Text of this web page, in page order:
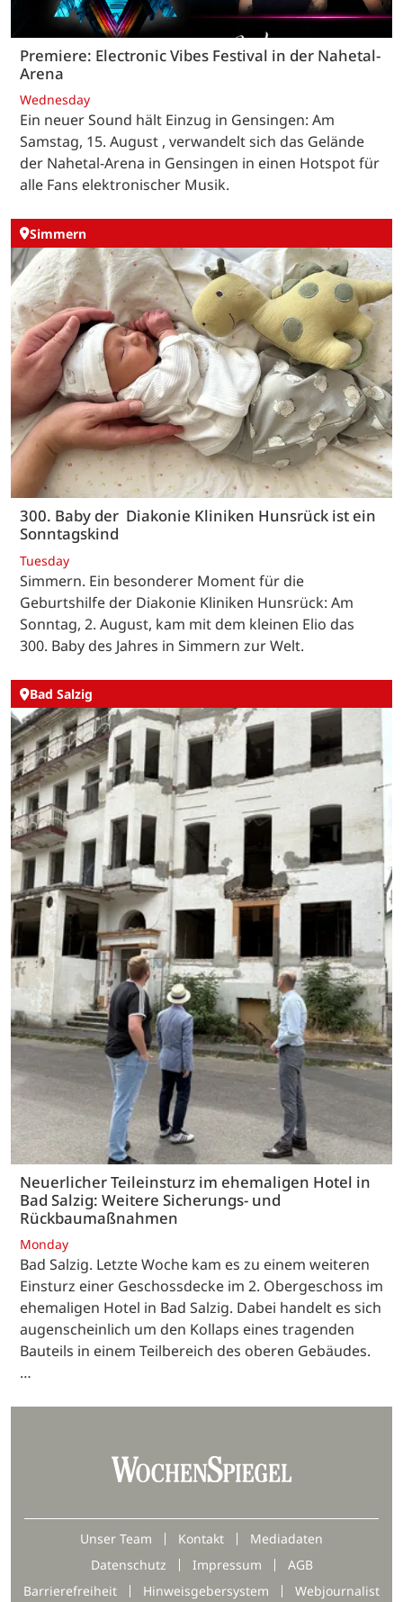
Premiere: Electronic Vibes Festival in der Nahetal-
Arena
Wednesday
Ein neuer Sound hält Einzug in Gensingen: Am
Samstag, 15. August , verwandelt sich das Gelände
der Nahetal-Arena in Gensingen in einen Hotspot für
alle Fans elektronischer Musik.
Simmern
300. Baby der Diakonie Kliniken Hunsrück ist ein
Sonntagskind
Tuesday
Simmern. Ein besonderer Moment für die
Geburtshilfe der Diakonie Kliniken Hunsrück: Am
Sonntag, 2. August, kam mit dem kleinen Elio das
300. Baby des Jahres in Simmern zur Welt.
Bad Salzig
Neuerlicher Teileinsturz im ehemaligen Hotel in
Bad Salzig: Weitere Sicherungs- und
Rückbaumaßnahmen
Monday
Bad Salzig. Letzte Woche kam es zu einem weiteren
Einsturz einer Geschossdecke im 2. Obergeschoss im
ehemaligen Hotel in Bad Salzig. Dabei handelt es sich
augenscheinlich um den Kollaps eines tragenden
Bauteils in einem Teilbereich des oberen Gebäudes.
…
Unser Team Kontakt
Mediadaten
Datenschutz
Impressum
AGB
Barrierefreiheit
Hinweisgebersystem Webjournalist